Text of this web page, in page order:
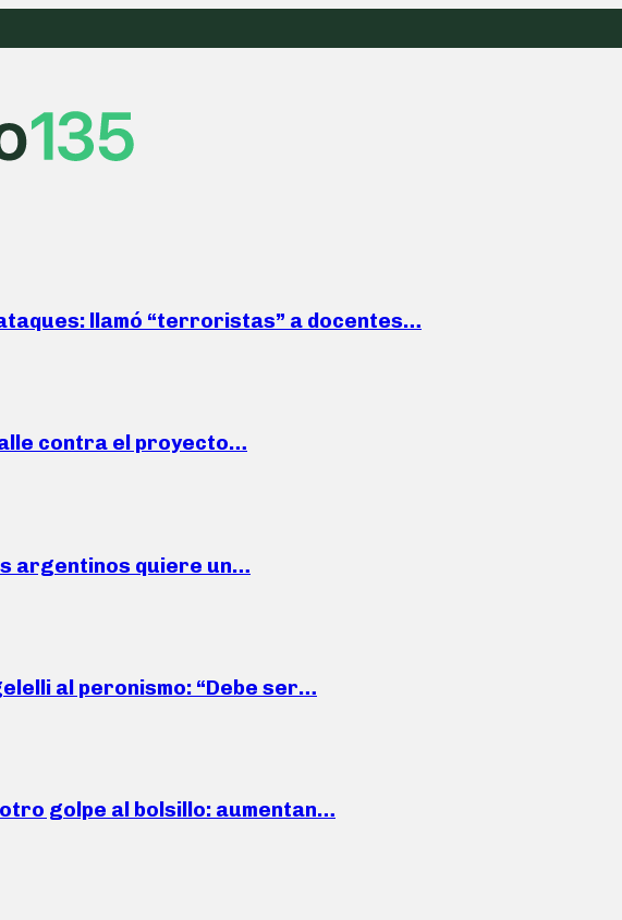
llamó “terroristas” a docentes…
contra el proyecto…
argentinos quiere un…
al peronismo: “Debe ser…
golpe al bolsillo: aumentan…